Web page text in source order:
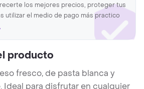
los mejores precios, proteger tus
utilizar el medio de pago más practico
producto
fresco, de pasta blanca y
Ideal para disfrutar en cualquier